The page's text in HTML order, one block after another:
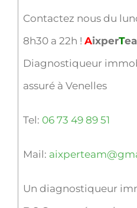
Contactez nous du
8h30 a 22h ! AixperT
Diagnostiqueur
assuré à Venelles
Tel: 06 73 49 89 51
Mail:
Un diagnostiqueur